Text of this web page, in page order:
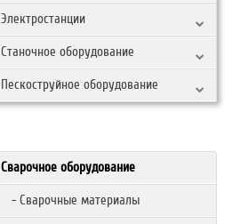
Электростанции
Станочное оборудование
Пескоструйное оборудование
Сварочное оборудование
- Сварочные материалы